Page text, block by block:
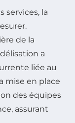
services, la
de la
a
liée au
mise en place
des équipes
assurant